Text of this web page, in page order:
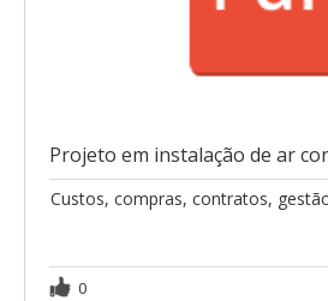
Custos, compras, contratos,
0